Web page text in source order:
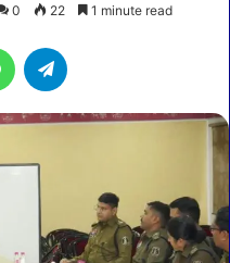
0 22 1 minute read
WhatsApp